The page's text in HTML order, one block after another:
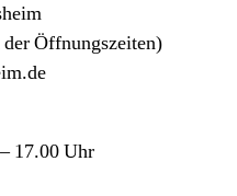
Öffnungszeiten)
17.00 Uhr